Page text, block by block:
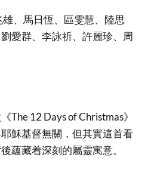
、馬日恆、區雯慧、陸思
愛群、李詠祈、許麗珍、周
The 12 Days of Christmas》
耶穌基督無關，但其實這首看
蘊藏着深刻的屬靈寓意。